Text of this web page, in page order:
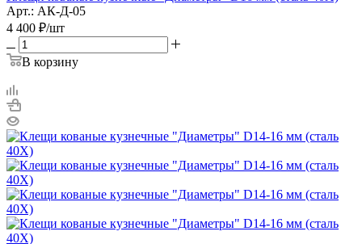
Арт.: АК-Д-05
4 400 ₽/шт
В корзину